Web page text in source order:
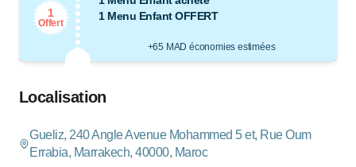
1
Offert
1 Menu Enfant OFFERT
+65 MAD économies estimées
Localisation
Gueliz, 240 Angle Avenue Mohammed 5 et, Rue Oum
Errabia, Marrakech, 40000, Maroc